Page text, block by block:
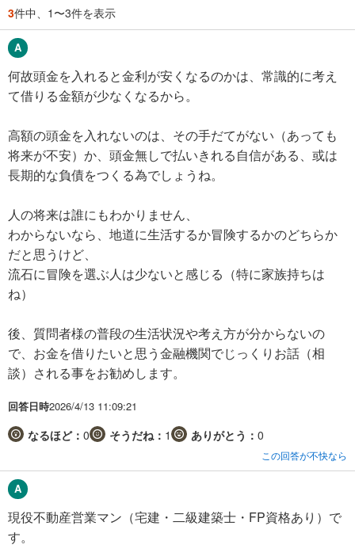
3件中、1〜3件を表示
何故頭金を入れると金利が安くなるのかは、常識的に考え
て借りる金額が少なくなるから。
高額の頭金を入れないのは、その手だてがない（あっても
将来が不安）か、頭金無しで払いきれる自信がある、或は
長期的な負債をつくる為でしょうね。
人の将来は誰にもわかりません、
わからないなら、地道に生活するか冒険するかのどちらか
だと思うけど、
流石に冒険を選ぶ人は少ないと感じる（特に家族持ちは
ね）
後、質問者様の普段の生活状況や考え方が分からないの
で、お金を借りたいと思う金融機関でじっくりお話（相
談）される事をお勧めします。
回答日時2026/4/13 11:09:21
なるほど： 0 そうだね： 1 ありがとう： 0
この回答が不快なら
現役不動産営業マン（宅建・二級建築士・FP資格あり）で
す。